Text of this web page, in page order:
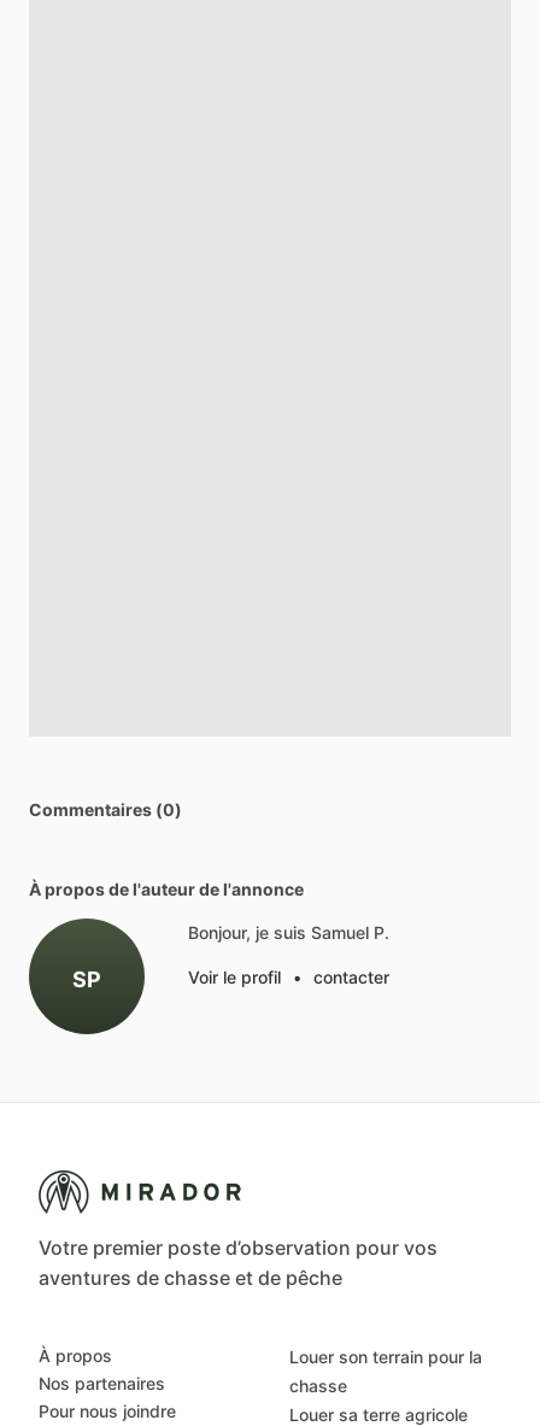
Commentaires (0)
À propos de l'auteur de l'annonce
SP
Bonjour, je suis Samuel P.
Voir le profil • contacter
Votre premier poste d’observation pour vos
aventures de chasse et de pêche
À propos
Nos partenaires
Pour nous joindre
Louer son terrain pour la
chasse
Louer sa terre agricole